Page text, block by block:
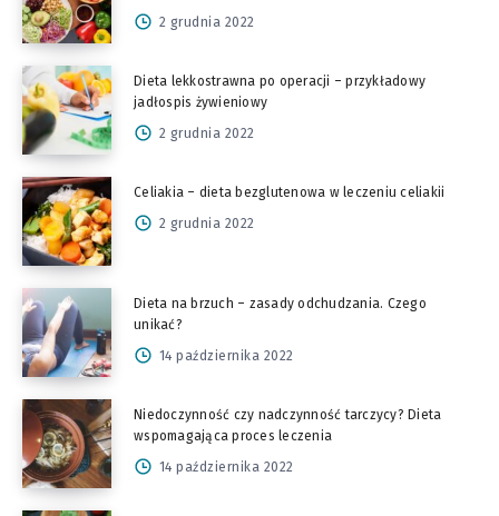
2 grudnia 2022
Dieta lekkostrawna po operacji – przykładowy
jadłospis żywieniowy
2 grudnia 2022
Celiakia – dieta bezglutenowa w leczeniu celiakii
2 grudnia 2022
Dieta na brzuch – zasady odchudzania. Czego
unikać?
14 października 2022
Niedoczynność czy nadczynność tarczycy? Dieta
wspomagająca proces leczenia
14 października 2022